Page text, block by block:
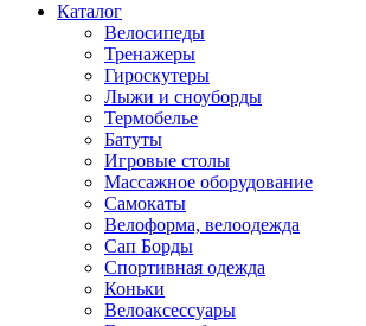
Каталог
Велосипеды
Тренажеры
Гироскутеры
Лыжи и сноуборды
Термобелье
Батуты
Игровые столы
Массажное оборудование
Самокаты
Велоформа, велоодежда
Сап Борды
Спортивная одежда
Коньки
Велоаксессуары